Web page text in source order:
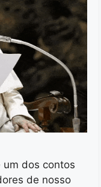
um dos contos
de nosso